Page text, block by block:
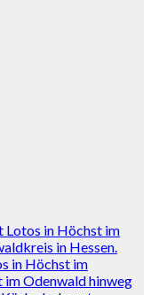
Lotos in Höchst im
in Hessen.
in Höchst im
im Odenwald hinweg